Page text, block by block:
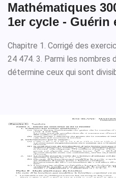
Mathématiques
1er cycle - Guérin
Chapitre 1. Corrigé des
24 474. 3. Parmi les nombres
détermine ceux qui sont